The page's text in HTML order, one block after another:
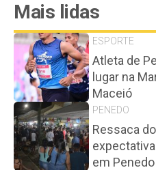
Mais lidas
ESPORTE
Atleta de
lugar na
Maceió
PENEDO
Ressaca
em Penedo